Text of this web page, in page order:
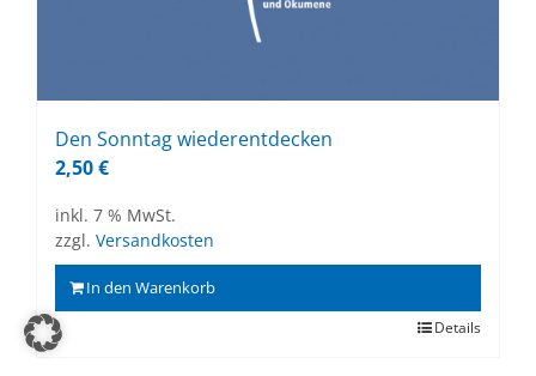
Den Sonn­tag wie­der­ent­de­cken
2,50€
inkl. 7 % MwSt.
zzgl. Versandkosten
In den Warenkorb
Details